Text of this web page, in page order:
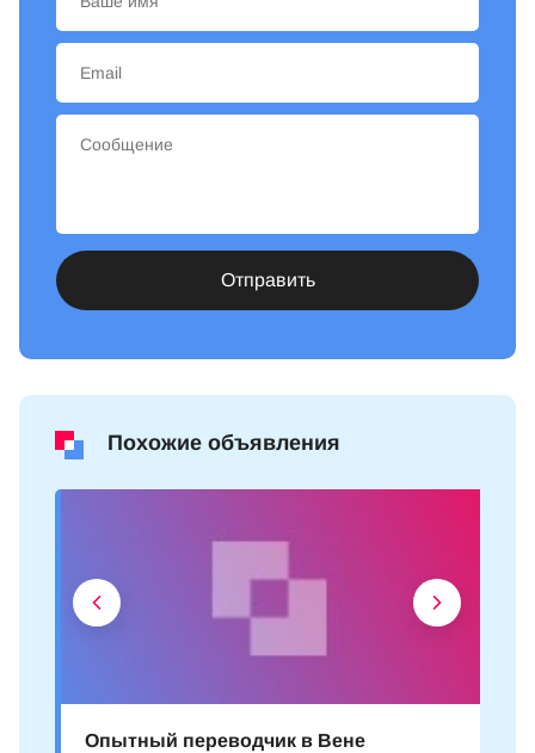
Отправить
Похожие объявления
Опытный переводчик в Вене